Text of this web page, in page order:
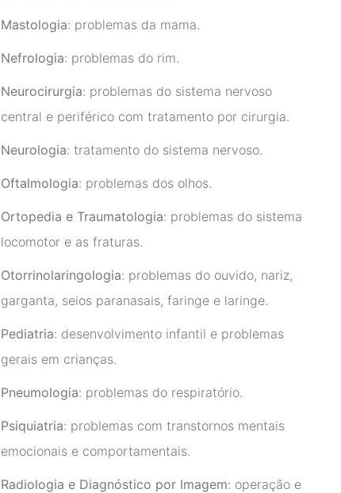
Mastologia: problemas da mama.
Nefrologia: problemas do rim.
Neurocirurgia: problemas do sistema nervoso
central e periférico com tratamento por cirurgia.
Neurologia: tratamento do sistema nervoso.
Oftalmologia: problemas dos olhos.
Ortopedia e Traumatologia: problemas do sistema
locomotor e as fraturas.
Otorrinolaringologia: problemas do ouvido, nariz,
garganta, seios paranasais, faringe e laringe.
Pediatria: desenvolvimento infantil e problemas
gerais em crianças.
Pneumologia: problemas do respiratório.
Psiquiatria: problemas com transtornos mentais
emocionais e comportamentais.
Radiologia e Diagnóstico por Imagem: operação e